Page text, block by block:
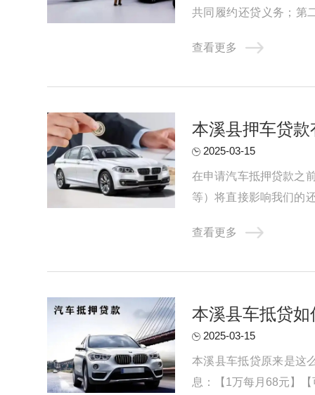
共同履约还贷义务；第
查看更多
本溪县押车贷
2025-03-15
在申请汽车抵押贷款之
等）将直接影响我们的
查看更多
本溪县车抵贷
2025-03-15
本溪县车抵贷原来是这
息：【1万每月68元】